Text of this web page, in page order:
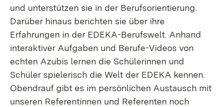
und unterstützen sie in der Berufsorientierung.
Darüber hinaus berichten sie über ihre
Erfahrungen in der EDEKA-Berufswelt. Anhand
interaktiver Aufgaben und Berufe-Videos von
echten Azubis lernen die Schülerinnen und
Schüler spielerisch die Welt der EDEKA kennen.
Obendrauf gibt es im persönlichen Austausch mit
unseren Referentinnen und Referenten noch